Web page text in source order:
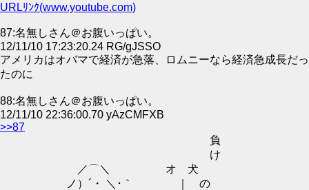
URLﾘﾝｸ(www.youtube.com)
87:名無しさん＠お腹いっぱい。
12/11/10 17:23:20.24 RG/gJSSO
アメリカはオバマで経済が急落、ロムニーなら経済急成長だっ
たのに
88:名無しさん＠お腹いっぱい。
12/11/10 22:36:00.70 yAzCMFXB
>>87
負
け
／⌒＼ オ 犬
ノ）´・ ＼･｀ ｜ の